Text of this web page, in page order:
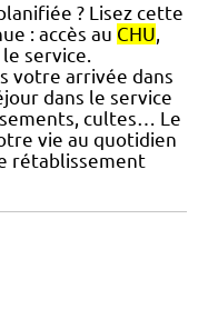
? Lisez cette
: accès au CHU
service.
votre arrivée dans
dans le service
cultes… Le
vie au quotidien
rétablissement